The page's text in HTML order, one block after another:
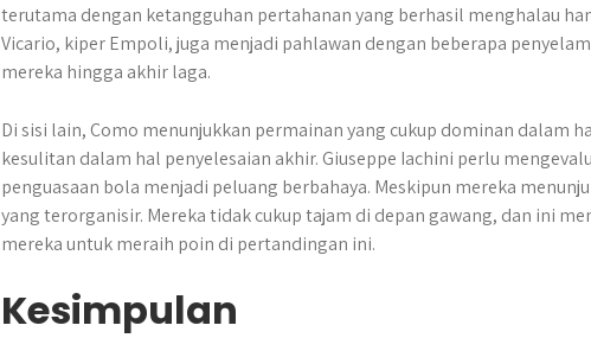
terutama dengan ketangguhan pertahanan yang berhasil menghalau
Vicario, kiper Empoli, juga menjadi pahlawan dengan beberapa
mereka hingga akhir laga.
Di sisi lain, Como menunjukkan permainan yang cukup dominan dalam
kesulitan dalam hal penyelesaian akhir. Giuseppe Iachini perlu
penguasaan bola menjadi peluang berbahaya. Meskipun mereka
yang terorganisir. Mereka tidak cukup tajam di depan gawang, dan ini
mereka untuk meraih poin di pertandingan ini.
Kesimpulan